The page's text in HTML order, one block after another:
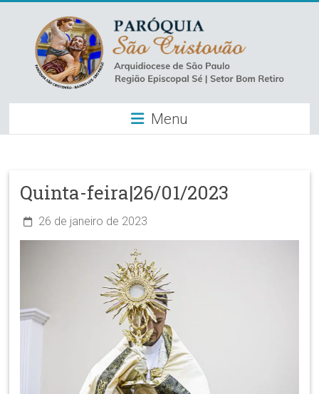
content
Paróquia
São
–
Luz
Arquidiocese
Região
Menu
Quinta-feira|26/01/2023
26 de janeiro de 2023